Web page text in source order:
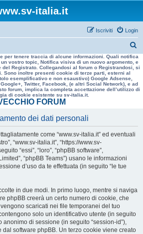
italia.it
Login
Iscriviti
e
r
a
per tenere traccia di alcune informazioni. Quali notifica
vostro topic, Notifica visiva di un nuovo argomento, e
del Registrato. Collegandosi al forum o Registrandosi, si
Sono inoltre presenti cookie di terze parti, esterni al
esemplificativo e non esaustivo) Google Adsense,
Twitter, Facebook, (e altri Social Network), e ad
forum, implica la completa accettazione dell’utilizzo di
di cookie esistente su sv-italia.it.
FORUM
dei dati personali
come “www.sv-italia.it” ed eventuali
“www.sv-italia.it”, “https://www.sv-
“essi”, “loro”, “phpBB software”,
“phpBB Teams”) usano le informazioni
d’uso da te effettuata (in seguito “le tue
in due modi. In primo luogo, mentre si naviga
phpBB creerà un certo numero di cookie, che
scaricati nei file temporanei del tuo
solo un identificativo utente (in seguito
anonimo di sessione (in seguito “session-id”),
software phpBB. Un terzo cookie viene creato